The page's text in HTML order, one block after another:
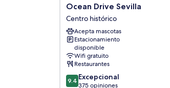
Ocean
Drive
Sevilla
Centro
histórico
Ocean Drive Sevilla
Centro histórico
Acepta mascotas
Estacionamiento
disponible
Wifi gratuito
Restaurantes
9.4
de
9.4 Excepcional
375 opiniones